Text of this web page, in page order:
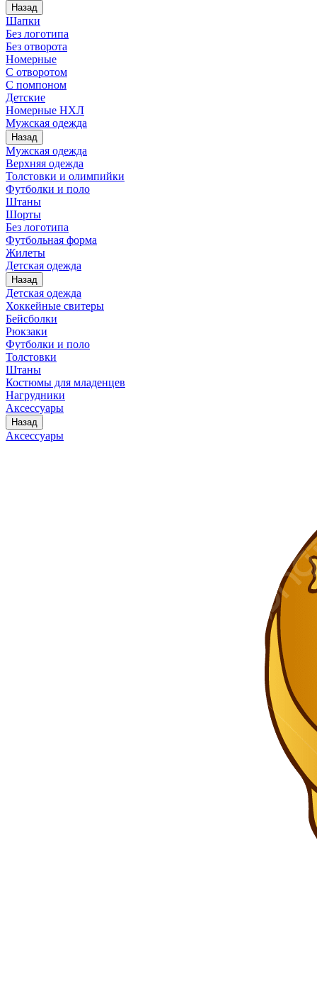
Назад
Шапки
Без логотипа
Без отворота
Номерные
С отворотом
С помпоном
Детские
Номерные НХЛ
Мужская одежда
Назад
Мужская одежда
Верхняя одежда
Толстовки и олимпийки
Футболки и поло
Штаны
Шорты
Без логотипа
Футбольная форма
Жилеты
Детская одежда
Назад
Детская одежда
Хоккейные свитеры
Бейсболки
Рюкзаки
Футболки и поло
Толстовки
Штаны
Костюмы для младенцев
Нагрудники
Аксессуары
Назад
Аксессуары